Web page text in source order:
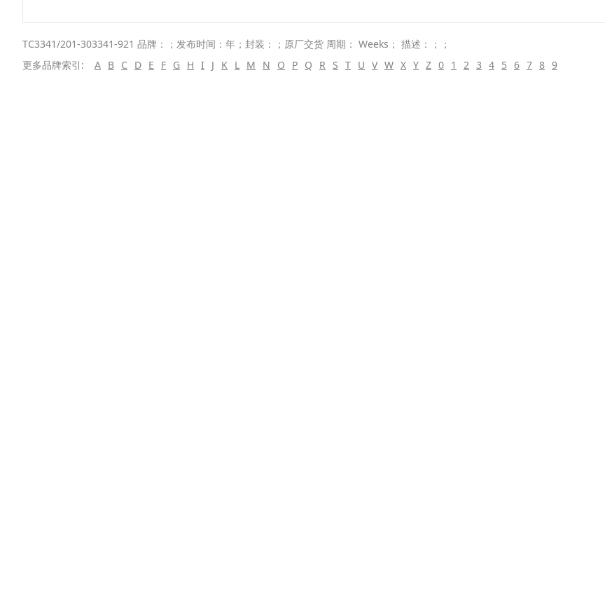
TC3341/201-303341-921 品牌：；发布时间：年；封装：；原厂交货 周期： Weeks； 描述：；；
更多品牌索引:
A B C D E F G H I J K L M N O P Q R S T U V W X Y Z 0 1 2 3 4 5 6 7 8 9